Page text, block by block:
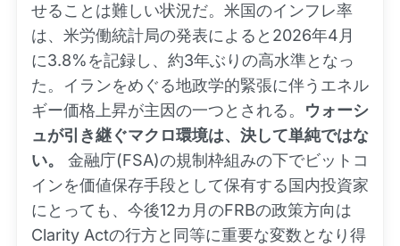
せることは難しい状況だ。米国のインフレ率
は、米労働統計局の発表によると2026年4月
に3.8%を記録し、約3年ぶりの高水準となっ
た。イランをめぐる地政学的緊張に伴うエネル
ギー価格上昇が主因の一つとされる。 ウォーシ
ュが引き継ぐマクロ環境は、決して単純ではな
い。
金融庁(FSA)の規制枠組みの下でビットコ
インを価値保存手段として保有する国内投資家
にとっても、今後12カ月のFRBの政策方向は
Clarity Actの行方と同等に重要な変数となり得